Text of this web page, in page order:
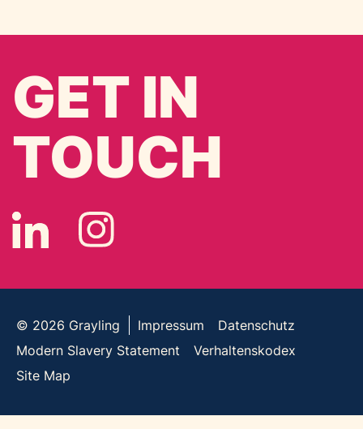
GET IN
TOUCH
© 2026 Grayling Impressum
Datenschutz
Modern Slavery Statement
Verhaltenskodex
Site Map